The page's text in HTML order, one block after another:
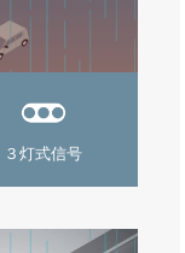
３灯式信号